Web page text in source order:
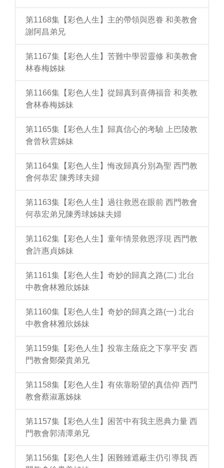
第1168集【彩色人生】主的帶領與恩眷 和美教會
謝阿昌弟兄
第1167集【彩色人生】苦難中學習靈修 和美教會
林春梅姊妹
第1166集【彩色人生】從歸真到喜傳福音 和美教
會林春梅姊妹
第1165集【彩色人生】歸真信心的考驗 上巴陵教
會曾秋雲姊妹
第1164集【彩色人生】悔改歸真分別為聖 西門教
會何恭宏 陳秀球夫婦
第1163集【彩色人生】過往救恩在眼前 西門教會
何恭宏弟兄陳秀球姊妹夫婦
第1162集【彩色人生】童年情景救恩浮現 西門教
會許惠貞姊妹
第1161集【彩色人生】奇妙的歸真之路(二) 北台
中教會林雅欣姊妹
第1160集【彩色人生】奇妙的歸真之路(一) 北台
中教會林雅欣姊妹
第1159集【彩色人生】投靠主蔭庇之下享平安 西
門教會鄭榮貴弟兄
第1158集【彩色人生】有依靠盼望的真信仰 西門
教會蔡淑蕙姊妹
第1157集【彩色人生】困苦中有我主恩典力量 西
門教會郭清潭弟兄
第1156集【彩色人生】困難雖遮蔽主仍引導我 西